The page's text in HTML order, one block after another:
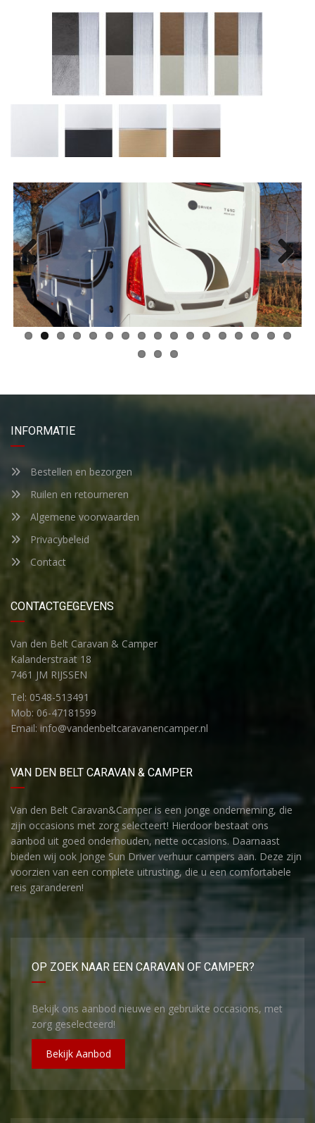
Previous Next
INFORMATIE
Bestellen en bezorgen
Ruilen en retourneren
Algemene voorwaarden
Privacybeleid
Contact
CONTACTGEGEVENS
Van den Belt Caravan & Camper
Kalanderstraat 18
7461 JM RIJSSEN
Tel: 0548-513491
Mob: 06-47181599
Email: info@vandenbeltcaravanencamper.nl
VAN DEN BELT CARAVAN & CAMPER
Van den Belt Caravan&Camper is een jonge onderneming, die
zijn occasions met zorg selecteert! Hierdoor bestaat ons
aanbod uit goed onderhouden, nette occasions. Daarnaast
bieden wij ook Jonge Sun Driver verhuur campers aan. Deze zijn
voorzien van een complete uitrusting, die u een comfortabele
reis garanderen!
OP ZOEK NAAR EEN CARAVAN OF CAMPER?
Bekijk ons aanbod nieuwe en gebruikte occasions, met
zorg geselecteerd!
Bekijk Aanbod